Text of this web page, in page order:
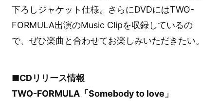
下ろしジャケット仕様。さらにDVDにはTWO-
FORMULA出演のMusic Clipを収録しているの
で、ぜひ楽曲と合わせてお楽しみいただきたい。
■CDリリース情報
TWO-FORMULA「Somebody to love」